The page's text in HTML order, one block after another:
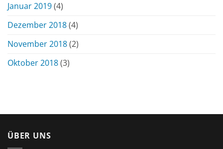
Januar 2019(4)
Dezember 2018(4)
November 2018(2)
Oktober 2018(3)
ÜBER UNS